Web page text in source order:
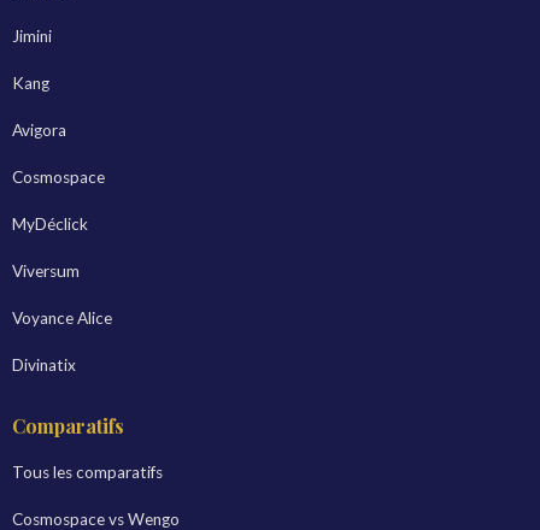
Jimini
Kang
Avigora
Cosmospace
MyDéclick
Viversum
Voyance Alice
Divinatix
Comparatifs
Tous les comparatifs
Cosmospace vs Wengo